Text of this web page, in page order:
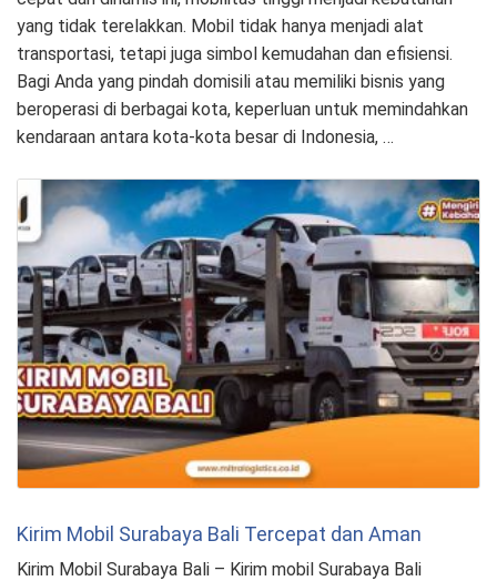
yang tidak terelakkan. Mobil tidak hanya menjadi alat
transportasi, tetapi juga simbol kemudahan dan efisiensi.
Bagi Anda yang pindah domisili atau memiliki bisnis yang
beroperasi di berbagai kota, keperluan untuk memindahkan
kendaraan antara kota-kota besar di Indonesia, …
Kirim Mobil Surabaya Bali Tercepat dan Aman
Kirim Mobil Surabaya Bali – Kirim mobil Surabaya Bali